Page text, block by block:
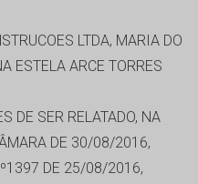
LTDA, MARIA DO
ESTELA ARCE TORRES
DE SER RELATADO, NA
DE 30/08/2016,
DE 25/08/2016,